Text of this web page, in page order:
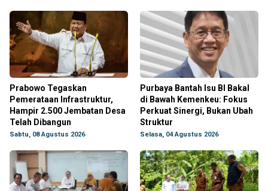
Prabowo Tegaskan
Pemerataan Infrastruktur,
Hampir 2.500 Jembatan Desa
Telah Dibangun
Sabtu, 08 Agustus 2026
Purbaya Bantah Isu BI Bakal
di Bawah Kemenkeu: Fokus
Perkuat Sinergi, Bukan Ubah
Struktur
Selasa, 04 Agustus 2026